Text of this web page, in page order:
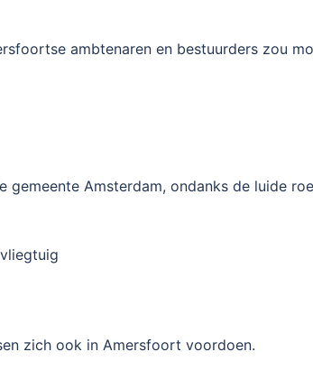
ambtenaren en bestuurders zou
Amsterdam, ondanks de luide
zich ook in Amersfoort voordoen.